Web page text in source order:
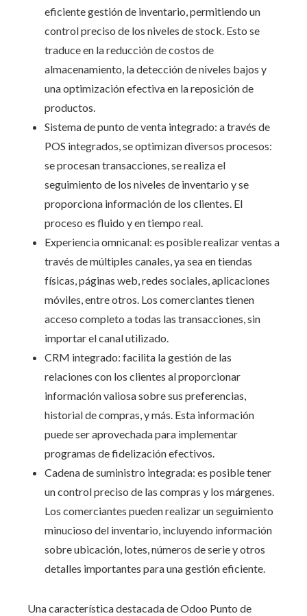
eficiente gestión de inventario, permitiendo un
control preciso de los niveles de stock. Esto se
traduce en la reducción de costos de
almacenamiento, la detección de niveles bajos y
una optimización efectiva en la reposición de
productos.
Sistema de punto de venta integrado: a través de
POS integrados, se optimizan diversos procesos:
se procesan transacciones, se realiza el
seguimiento de los niveles de inventario y se
proporciona información de los clientes. El
proceso es fluido y en tiempo real.
Experiencia omnicanal: es posible realizar ventas a
través de múltiples canales, ya sea en tiendas
físicas, páginas web, redes sociales, aplicaciones
móviles, entre otros. Los comerciantes tienen
acceso completo a todas las transacciones, sin
importar el canal utilizado.
CRM integrado: facilita la gestión de las
relaciones con los clientes al proporcionar
información valiosa sobre sus preferencias,
historial de compras, y más. Esta información
puede ser aprovechada para implementar
programas de fidelización efectivos.
Cadena de suministro integrada: es posible tener
un control preciso de las compras y los márgenes.
Los comerciantes pueden realizar un seguimiento
minucioso del inventario, incluyendo información
sobre ubicación, lotes, números de serie y otros
detalles importantes para una gestión eficiente.
Una característica destacada de Odoo Punto de